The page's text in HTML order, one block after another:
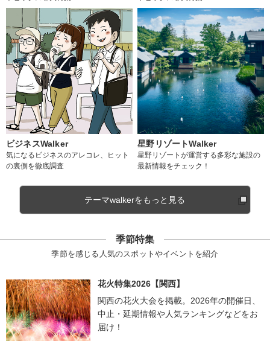
ビジネスWalker
気になるビジネスのアレコレ、ヒット
の裏側を徹底調査
星野リゾートWalker
星野リゾートが運営する多彩な施設の
最新情報をチェック！
テーマwalkerをもっと見る
季節特集
季節を感じる人気のスポットやイベントを紹介
花火特集2026【関西】
関西の花火大会を掲載。2026年の開催日、
中止・延期情報や人気ランキングなどをお
届け！